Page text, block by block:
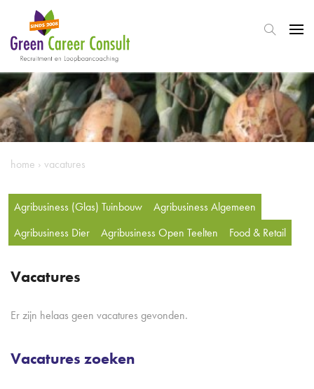
home › vacatures
Agribusiness (Glas) Tuinbouw
Agribusiness Algemeen
Agribusiness Dier
Agribusiness Open Teelten Food & Retail
Vacatures
Er zijn helaas geen vacatures gevonden.
Vacatures zoeken